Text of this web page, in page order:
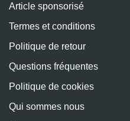
Article sponsorisé
Termes et conditions
Politique de retour
Questions fréquentes
Politique de cookies
Qui sommes nous